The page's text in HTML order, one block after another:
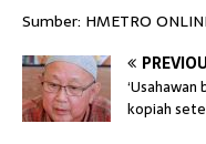
Sumber: HMETRO
kopiah